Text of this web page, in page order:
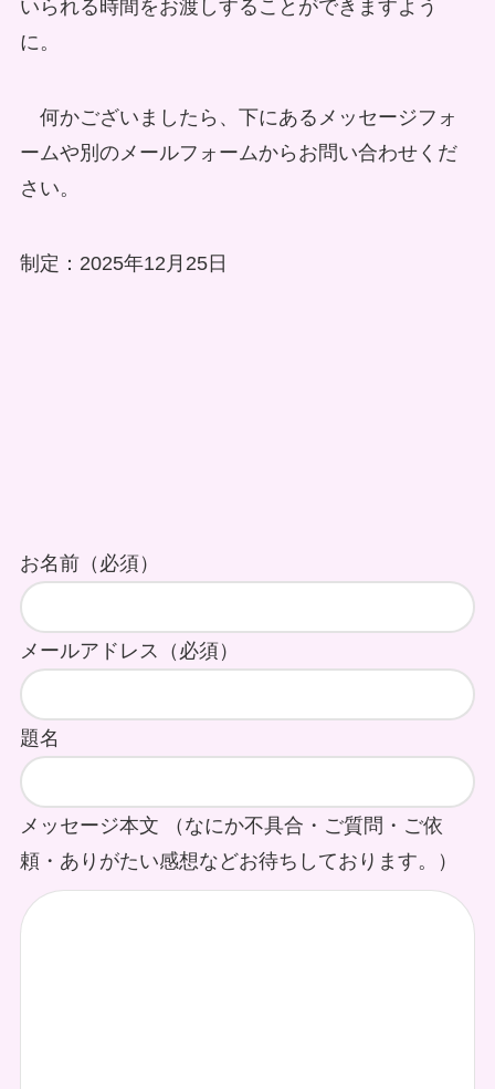
いられる時間をお渡しすることができますよう
に。
何かございましたら、下にあるメッセージフォ
ームや別のメールフォームからお問い合わせくだ
さい。
制定：2025年12月25日
お名前（必須）
メールアドレス（必須）
題名
メッセージ本文 （なにか不具合・ご質問・ご依
頼・ありがたい感想などお待ちしております。）